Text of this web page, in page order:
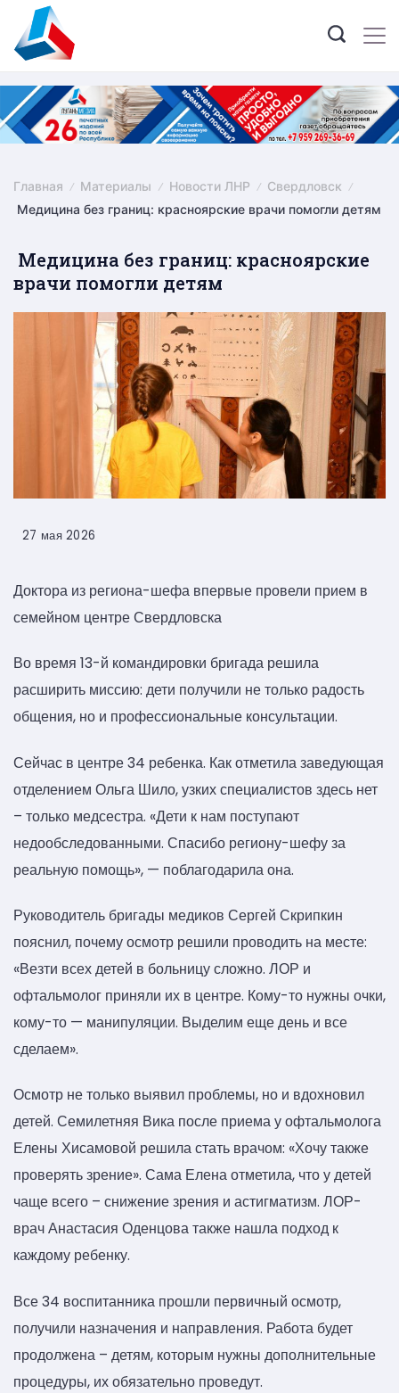
content
Главная Материалы Новости ЛНР
Свердловск
Медицина без границ: красноярские врачи помогли детям
Медицина без границ: красноярские
врачи помогли детям
27 мая 2026
Доктора из региона-шефа впервые провели прием в
семейном центре Свердловска
Во время 13-й командировки бригада решила
расширить миссию: дети получили не только радость
общения, но и профессиональные консультации.
Сейчас в центре 34 ребенка. Как отметила заведующая
отделением Ольга Шило, узких специалистов здесь нет
– только медсестра. «Дети к нам поступают
недообследованными. Спасибо региону-шефу за
реальную помощь», — поблагодарила она.
Руководитель бригады медиков Сергей Скрипкин
пояснил, почему осмотр решили проводить на месте:
«Везти всех детей в больницу сложно. ЛОР и
офтальмолог приняли их в центре. Кому-то нужны очки,
кому-то — манипуляции. Выделим еще день и все
сделаем».
Осмотр не только выявил проблемы, но и вдохновил
детей. Семилетняя Вика после приема у офтальмолога
Елены Хисамовой решила стать врачом: «Хочу также
проверять зрение». Сама Елена отметила, что у детей
чаще всего – снижение зрения и астигматизм. ЛОР-
врач Анастасия Оденцова также нашла подход к
каждому ребенку.
Все 34 воспитанника прошли первичный осмотр,
получили назначения и направления. Работа будет
продолжена – детям, которым нужны дополнительные
процедуры, их обязательно проведут.